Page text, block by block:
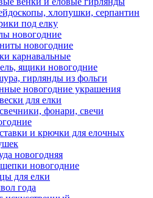
хлопушки, серпантин
под елку
новогодние
новогодние
карнавальные
ящики новогодние
гирлянды из фольги
новогодние украшения
для елки
фонари, свечи
и крючки для елочных
новогодняя
новогодние
для елки
года